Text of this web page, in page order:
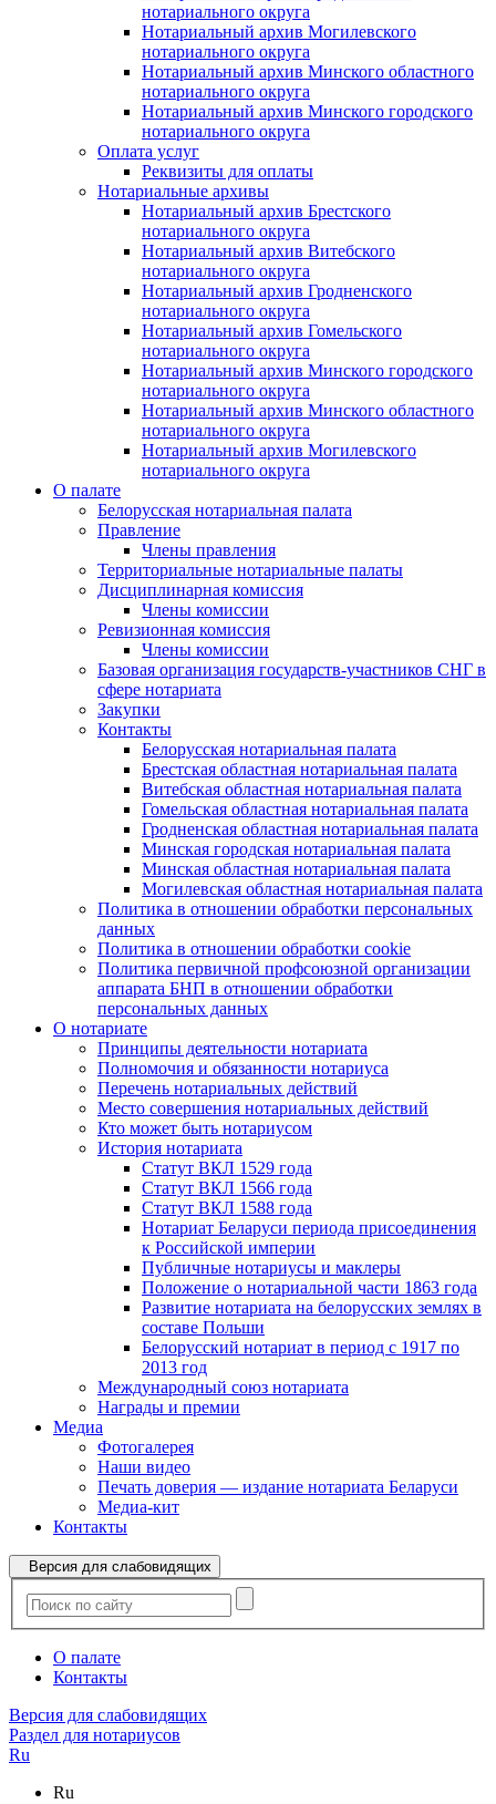
нотариального округа
Нотариальный архив Могилевского
нотариального округа
Нотариальный архив Минского областного
нотариального округа
Нотариальный архив Минского городского
нотариального округа
Оплата услуг
Реквизиты для оплаты
Нотариальные архивы
Нотариальный архив Брестского
нотариального округа
Нотариальный архив Витебского
нотариального округа
Нотариальный архив Гродненского
нотариального округа
Нотариальный архив Гомельского
нотариального округа
Нотариальный архив Минского городского
нотариального округа
Нотариальный архив Минского областного
нотариального округа
Нотариальный архив Могилевского
нотариального округа
О палате
Белорусская нотариальная палата
Правление
Члены правления
Территориальные нотариальные палаты
Дисциплинарная комиссия
Члены комиссии
Ревизионная комиссия
Члены комиссии
Базовая организация государств-участников СНГ в
сфере нотариата
Закупки
Контакты
Белорусская нотариальная палата
Брестская областная нотариальная палата
Витебская областная нотариальная палата
Гомельская областная нотариальная палата
Гродненская областная нотариальная палата
Минская городская нотариальная палата
Минская областная нотариальная палата
Могилевская областная нотариальная палата
Политика в отношении обработки персональных
данных
Политика в отношении обработки cookie
Политика первичной профсоюзной организации
аппарата БНП в отношении обработки
персональных данных
О нотариате
Принципы деятельности нотариата
Полномочия и обязанности нотариуса
Перечень нотариальных действий
Место совершения нотариальных действий
Кто может быть нотариусом
История нотариата
Статут ВКЛ 1529 года
Статут ВКЛ 1566 года
Статут ВКЛ 1588 года
Нотариат Беларуси периода присоединения
к Российской империи
Публичные нотариусы и маклеры
Положение о нотариальной части 1863 года
Развитие нотариата на белорусских землях в
составе Польши
Белорусский нотариат в период с 1917 по
2013 год
Международный союз нотариата
Награды и премии
Медиа
Фотогалерея
Наши видео
Печать доверия — издание нотариата Беларуси
Медиа-кит
Контакты
Версия для слабовидящих
О палате
Контакты
Версия для слабовидящих
Раздел для нотариусов
Ru
Ru